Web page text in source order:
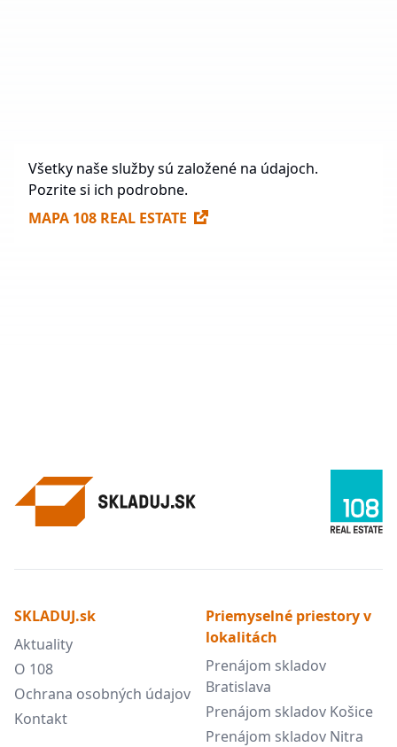
Všetky naše služby sú založené na údajoch.
Pozrite si ich podrobne.
MAPA 108 REAL ESTATE
SKLADUJ.sk
Aktuality
O 108
Ochrana osobných údajov
Kontakt
Priemyselné priestory v
lokalitách
Prenájom skladov
Bratislava
Prenájom skladov Košice
Prenájom skladov Nitra